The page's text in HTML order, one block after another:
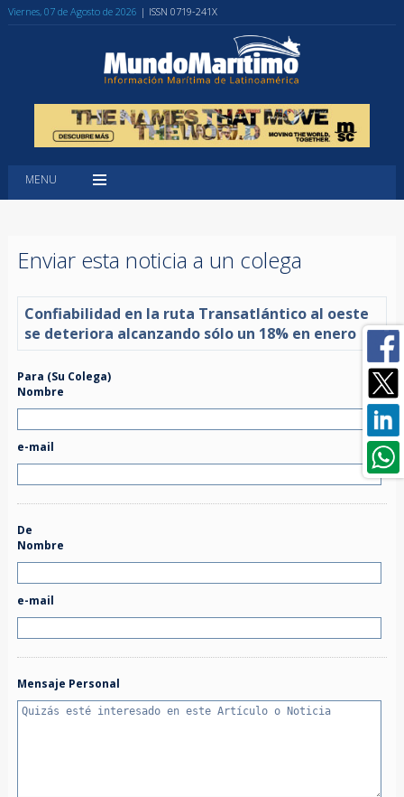
Viernes, 07 de Agosto de 2026 | ISSN 0719-241X
MENU
Enviar esta noticia a un colega
Confiabilidad en la ruta Transatlántico al oeste
se deteriora alcanzando sólo un 18% en enero
Para (Su Colega)
Nombre
e-mail
De
Nombre
e-mail
Mensaje Personal